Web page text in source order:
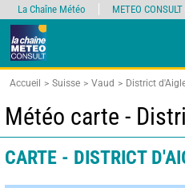
Accueil Suisse Vaud District
Météo carte -
CARTE - DISTRICT
La Chaîne Météo METEO